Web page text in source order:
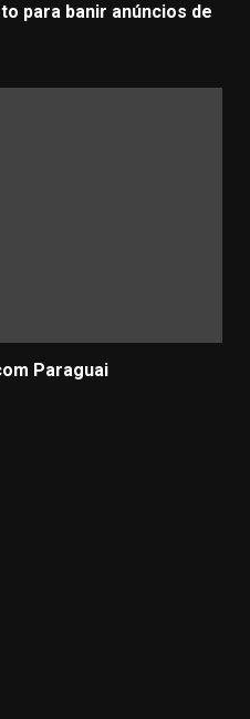
para banir anúncios de
Paraguai